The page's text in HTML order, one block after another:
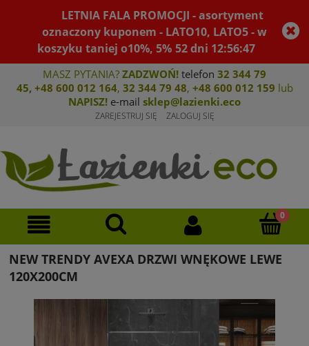
LETNIA FALA PROMOCJI - asortyment
oznaczony kuponem - LATO10, LATO5 - w
koszyku taniej o10%, 5% 52dni 12:56:47
MASZ PYTANIA? ZADZWOŃ! telefon 32 344 79
45, +48 600 012 164, 32 344 79 48, +48 600 012 159 lub
NAPISZ! e-mail sklep@lazienki.eco
ZAREJESTRUJ SIĘ ZALOGUJ SIĘ
NEW TRENDY AVEXA DRZWI WNĘKOWE LEWE
120X200CM